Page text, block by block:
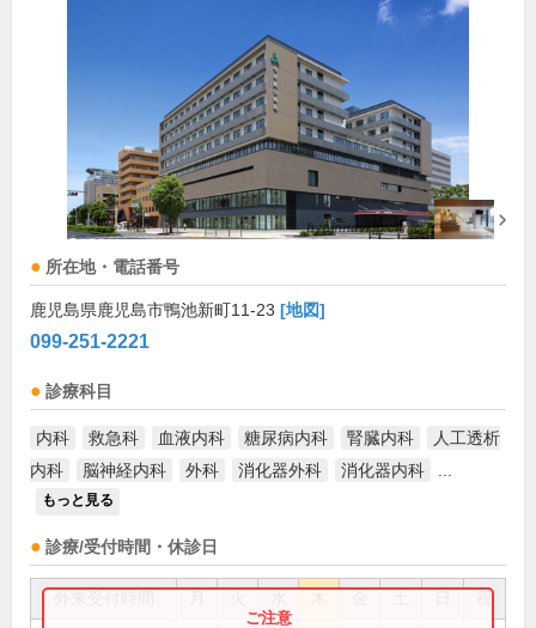
所在地・電話番号
鹿児島県鹿児島市鴨池新町11-23 [地図]
099-251-2221
診療科目
内科 救急科 血液内科 糖尿病内科 腎臓内科
人工透析
内科
脳神経内科 外科 消化器外科 消化器内科
もっと見る
診療/受付時間・休診日
祝